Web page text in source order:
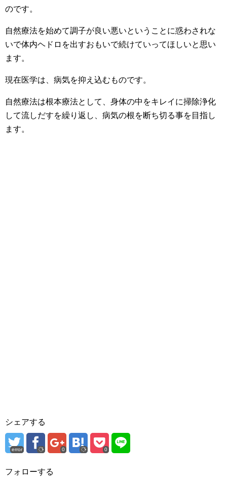
のです。
自然療法を始めて調子が良い悪いということに惑わされな
いで体内ヘドロを出すおもいで続けていってほしいと思い
ます。
現在医学は、病気を抑え込むものです。
自然療法は根本療法として、身体の中をキレイに掃除浄化
して流しだすを繰り返し、病気の根を断ち切る事を目指し
ます。
シェアする
error 0 0
フォローする